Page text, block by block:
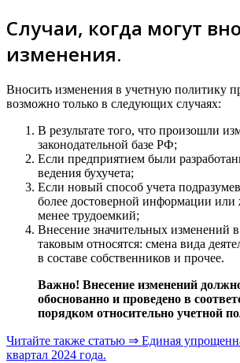
Случаи, когда могут
изменения.
Вносить изменения в учетную политику
возможно только в следующих случаях:
В результате того, что произошли
законодательной базе РФ;
Если предприятием были
ведения бухучета;
Если новый способ учета
более достоверной информации или
менее трудоемкий;
Внесение значительных изменений
таковым относятся: смена вида
в составе собственников и прочее.
Важно! Внесение изменений
обоснованно и проведено в
порядком относительно учетной
Читайте также статью ⇒ Единая
квартал 2024 года.